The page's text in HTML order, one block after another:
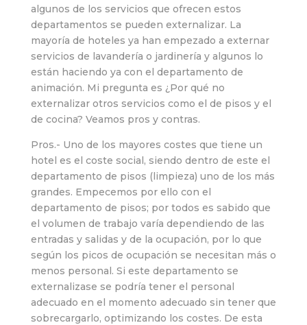
algunos de los servicios que ofrecen estos
departamentos se pueden externalizar. La
mayoría de hoteles ya han empezado a externar
servicios de lavandería o jardinería y algunos lo
están haciendo ya con el departamento de
animación. Mi pregunta es ¿Por qué no
externalizar otros servicios como el de pisos y el
de cocina? Veamos pros y contras.
Pros.- Uno de los mayores costes que tiene un
hotel es el coste social, siendo dentro de este el
departamento de pisos (limpieza) uno de los más
grandes. Empecemos por ello con el
departamento de pisos; por todos es sabido que
el volumen de trabajo varía dependiendo de las
entradas y salidas y de la ocupación, por lo que
según los picos de ocupación se necesitan más o
menos personal. Si este departamento se
externalizase se podría tener el personal
adecuado en el momento adecuado sin tener que
sobrecargarlo, optimizando los costes. De esta